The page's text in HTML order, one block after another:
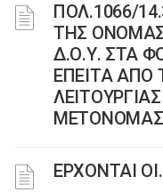
ΠΟΛ.1066/
ΤΗΣ
Δ.Ο.Υ. ΣΤΑ
ΕΠΕΙΤΑ
EΡΧΟΝΤΑΙ